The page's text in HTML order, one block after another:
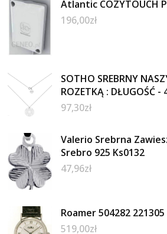
Atlantic COZYTOUCH
196,00zł
SOTHO SREBRNY
ROZETKĄ : DŁUGOŚĆ -
97,30zł
Valerio Srebrna
Srebro 925 Ks0132
47,96zł
Roamer 504282 221305
519,00zł